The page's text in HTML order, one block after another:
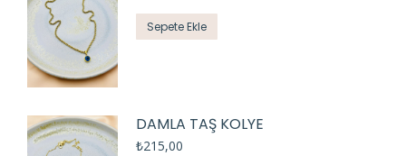
Sepete Ekle
DAMLA TAŞ KOLYE
₺215,00